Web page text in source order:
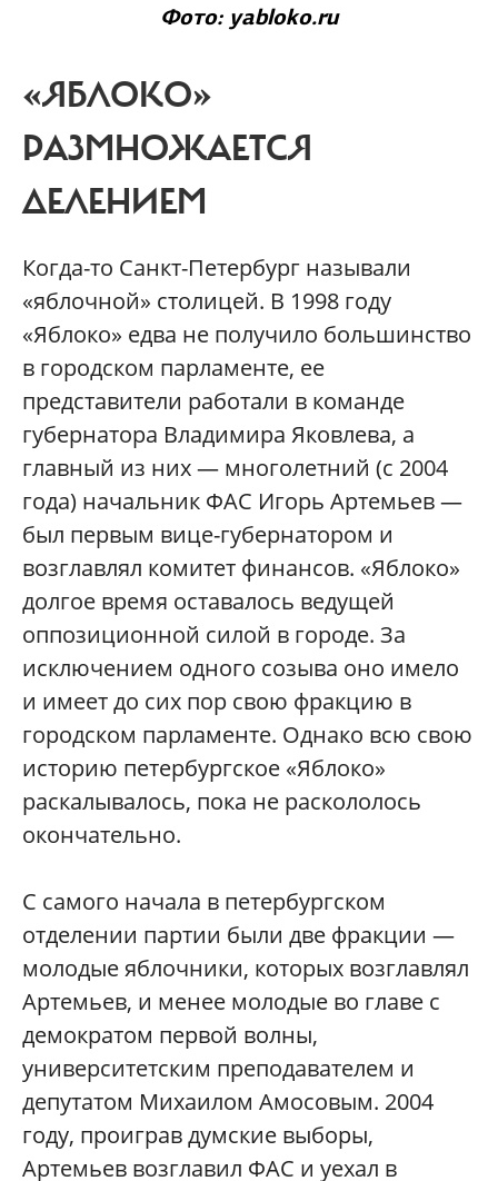
Фото: yabloko.ru
«ЯБЛОКО»
РАЗМНОЖАЕТСЯ
ДЕЛЕНИЕМ
Когда-то Санкт-Петербург называли
«яблочной» столицей. В 1998 году
«Яблоко» едва не получило большинство
в городском парламенте, ее
представители работали в команде
губернатора Владимира Яковлева, а
главный из них — многолетний (с 2004
года) начальник ФАС Игорь Артемьев —
был первым вице-губернатором и
возглавлял комитет финансов. «Яблоко»
долгое время оставалось ведущей
оппозиционной силой в городе. За
исключением одного созыва оно имело
и имеет до сих пор свою фракцию в
городском парламенте. Однако всю свою
историю петербургское «Яблоко»
раскалывалось, пока не раскололось
окончательно.
С самого начала в петербургском
отделении партии были две фракции —
молодые яблочники, которых возглавлял
Артемьев, и менее молодые во главе с
демократом первой волны,
университетским преподавателем и
депутатом Михаилом Амосовым. 2004
году, проиграв думские выборы,
Артемьев возглавил ФАС и уехал в